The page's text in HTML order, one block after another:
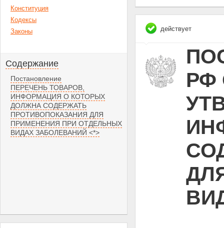
Конституция
Кодексы
Законы
Содержание
Постановление
ПЕРЕЧЕНЬ ТОВАРОВ,
ИНФОРМАЦИЯ О КОТОРЫХ
ДОЛЖНА СОДЕРЖАТЬ
ПРОТИВОПОКАЗАНИЯ ДЛЯ
ПРИМЕНЕНИЯ ПРИ ОТДЕЛЬНЫХ
ВИДАХ ЗАБОЛЕВАНИЙ <*>
действует
РФ